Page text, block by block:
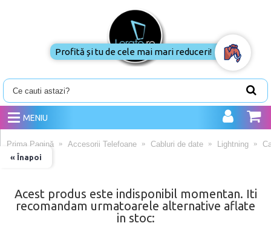
MENIU
« Înapoi
Prima Pagină Accesorii Telefoane Cabluri de date Lightning
Acest produs este indisponibil momentan. Iti
recomandam urmatoarele alternative aflate
in stoc:
Profită și tu de cele mai mari reduceri!